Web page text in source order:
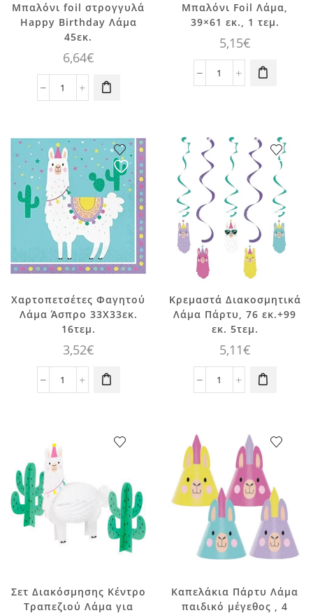
Μπαλόνι foil στρογγυλά
Happy Birthday Λάμα
45εκ.
6,64€
Μπαλόνι
Happy
Birthday
Λάμα
45εκ.
ποσότητα
Μπαλόνι Foil Λάμα,
39×61 εκ., 1 τεμ.
5,15€
Μπαλόνι
εκ.,
τεμ.
ποσότητα
Χαρτοπετσέτες Φαγητού
Λάμα Άσπρο 33Χ33εκ.
16τεμ.
3,52€
Χαρτοπετσέτες
Κρεμαστά Διακοσμητικά
Λάμα Πάρτυ, 76 εκ.+99
εκ. 5τεμ.
5,11€
Κρεμαστά
εκ.+99
5τεμ.
ποσότητα
Σετ Διακόσμησης Κέντρο
Τραπεζιού Λάμα για
Καπελάκια Πάρτυ Λάμα
παιδικό μέγεθoς , 4